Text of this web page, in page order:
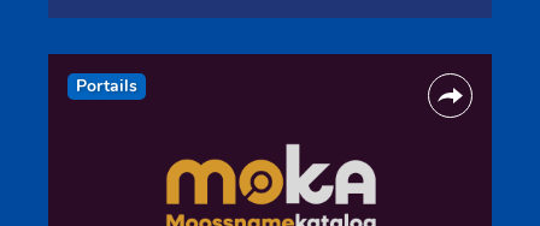
Portails